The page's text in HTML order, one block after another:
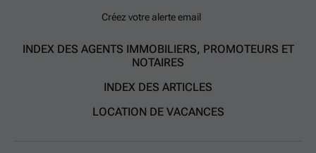
Créez votre alerte email
INDEX DES AGENTS IMMOBILIERS, PROMOTEURS ET
NOTAIRES
INDEX DES ARTICLES
LOCATION DE VACANCES